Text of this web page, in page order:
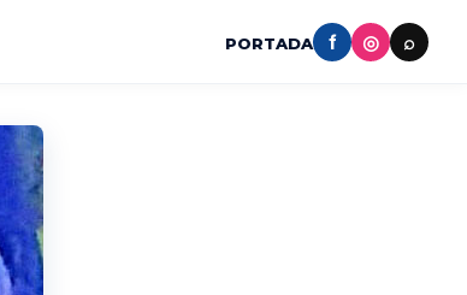
PORTADA f ◎ ⌕